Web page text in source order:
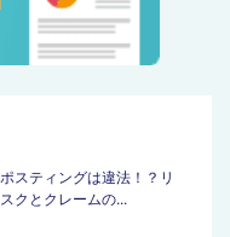
ポスティングは違法！？リ
スクとクレームの...